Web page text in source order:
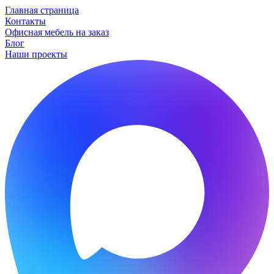
Главная страница
Контакты
Офисная мебель на заказ
Блог
Наши проекты